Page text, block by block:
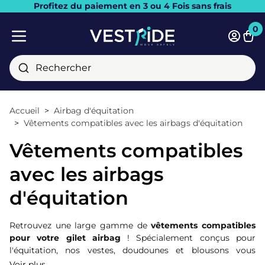
Profitez du paiement en 3 ou 4 Fois sans frais
Fermer
Rechercher
0
Accueil
Airbag d'équitation
Vêtements compatibles avec les airbags d'équitation
Vêtements compatibles
avec les airbags
d'équitation
Retrouvez une large gamme devêtements compatibles
pour votre gilet airbag ! Spécialement conçus pour
l'équitation, nos vestes, doudounes et blousons vous
permettent d'intégrer votre airbag à votre tenue. Notre